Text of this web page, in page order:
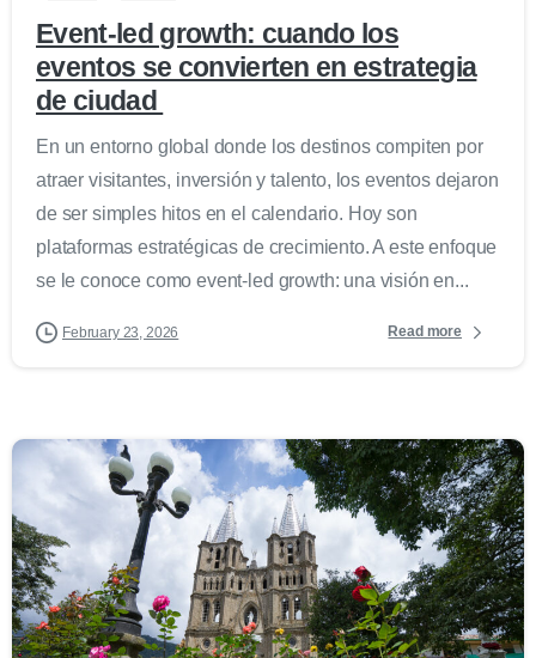
Event-led growth: cuando los
eventos se convierten en estrategia
de ciudad
En un entorno global donde los destinos compiten por
atraer visitantes, inversión y talento, los eventos dejaron
de ser simples hitos en el calendario. Hoy son
plataformas estratégicas de crecimiento. A este enfoque
se le conoce como event-led growth: una visión en...
February 23, 2026 Read more